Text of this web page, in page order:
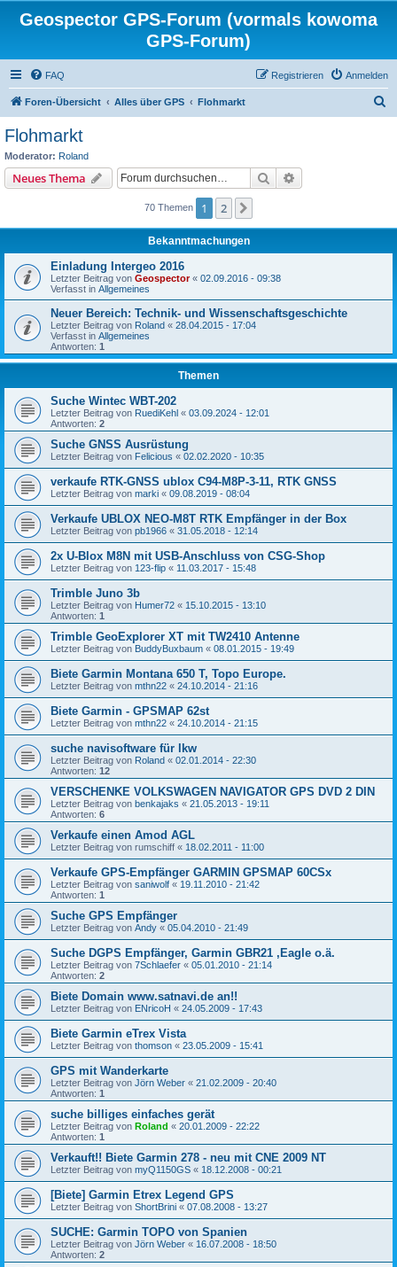
Geospector GPS-Forum (vormals kowoma
GPS-Forum)
FAQ Anmelden
Registrieren
Foren-Übersicht Alles über GPS Flohmarkt
Flohmarkt
Moderator: Roland
Neues Thema Suche
70 Themen 1 2
Bekanntmachungen
Einladung Intergeo 2016
Letzter Beitrag von Geospector« 02.09.2016 - 09:38
Verfasst in Allgemeines
Neuer Bereich: Technik- und Wissenschaftsgeschichte
Letzter Beitrag von Roland « 28.04.2015 - 17:04
Verfasst in Allgemeines
Antworten: 1
Themen
Suche Wintec WBT-202
Letzter Beitrag von RuediKehl « 03.09.2024 - 12:01
Antworten: 2
Suche GNSS Ausrüstung
Letzter Beitrag von Felicious « 02.02.2020 - 10:35
verkaufe RTK-GNSS ublox C94-M8P-3-11, RTK GNSS
Letzter Beitrag von marki « 09.08.2019 - 08:04
Verkaufe UBLOX NEO-M8T RTK Empfänger in der Box
Letzter Beitrag von pb1966 « 31.05.2018 - 12:14
2x U-Blox M8N mit USB-Anschluss von CSG-Shop
Letzter Beitrag von 123-flip « 11.03.2017 - 15:48
Trimble Juno 3b
Letzter Beitrag von Humer72 « 15.10.2015 - 13:10
Antworten: 1
Trimble GeoExplorer XT mit TW2410 Antenne
Letzter Beitrag von BuddyBuxbaum « 08.01.2015 - 19:49
Biete Garmin Montana 650 T, Topo Europe.
Letzter Beitrag von mthn22 « 24.10.2014 - 21:16
Biete Garmin - GPSMAP 62st
Letzter Beitrag von mthn22 « 24.10.2014 - 21:15
suche navisoftware für lkw
Letzter Beitrag von Roland « 02.01.2014 - 22:30
Antworten: 12
VERSCHENKE VOLKSWAGEN NAVIGATOR GPS DVD 2 DIN
Letzter Beitrag von benkajaks « 21.05.2013 - 19:11
Antworten: 6
Verkaufe einen Amod AGL
Letzter Beitrag von rumschiff « 18.02.2011 - 11:00
Verkaufe GPS-Empfänger GARMIN GPSMAP 60CSx
Letzter Beitrag von saniwolf « 19.11.2010 - 21:42
Antworten: 1
Suche GPS Empfänger
Letzter Beitrag von Andy « 05.04.2010 - 21:49
Suche DGPS Empfänger, Garmin GBR21 ,Eagle o.ä.
Letzter Beitrag von 7Schlaefer « 05.01.2010 - 21:14
Antworten: 2
Biete Domain www.satnavi.de an!!
Letzter Beitrag von ENricoH « 24.05.2009 - 17:43
Biete Garmin eTrex Vista
Letzter Beitrag von thomson « 23.05.2009 - 15:41
GPS mit Wanderkarte
Letzter Beitrag von Jörn Weber « 21.02.2009 - 20:40
Antworten: 1
suche billiges einfaches gerät
Letzter Beitrag von Roland « 20.01.2009 - 22:22
Antworten: 1
Verkauft!! Biete Garmin 278 - neu mit CNE 2009 NT
Letzter Beitrag von myQ1150GS « 18.12.2008 - 00:21
[Biete] Garmin Etrex Legend GPS
Letzter Beitrag von ShortBrini « 07.08.2008 - 13:27
SUCHE: Garmin TOPO von Spanien
Letzter Beitrag von Jörn Weber « 16.07.2008 - 18:50
Antworten: 2